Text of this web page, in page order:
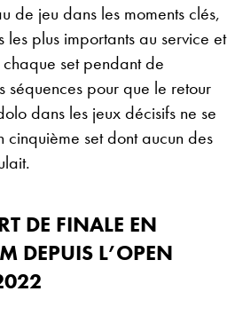
de jeu dans les moments clés,
plus importants au service et
set pendant de
séquences pour que le retour
dans les jeux décisifs ne se
cinquième set dont aucun des
DE FINALE EN
DEPUIS L’OPEN